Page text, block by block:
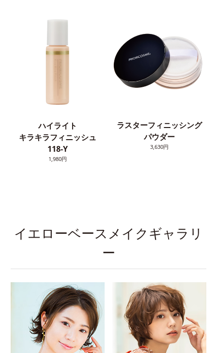
ハイライト
キラキラフィニッシュ
118-Y
1,980円
ラスターフィニッシング
パウダー
3,630円
イエローベースメイクギャラリ
ー